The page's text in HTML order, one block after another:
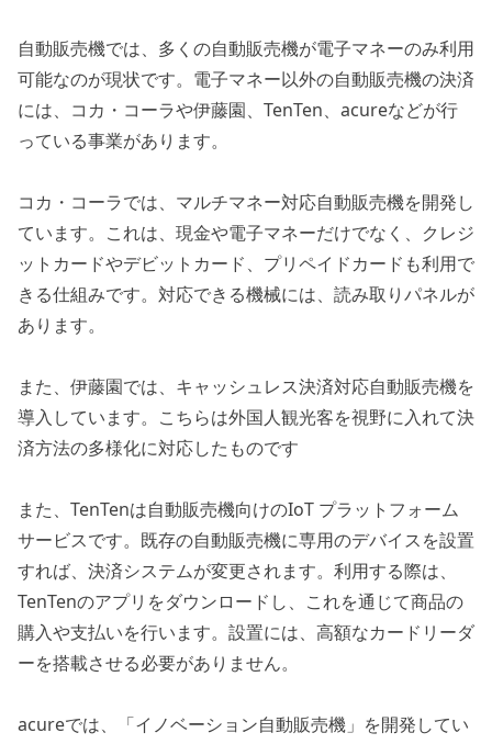
自動販売機では、多くの自動販売機が電子マネーのみ利用
可能なのが現状です。電子マネー以外の自動販売機の決済
には、コカ・コーラや伊藤園、TenTen、acureなどが行
っている事業があります。
コカ・コーラでは、マルチマネー対応自動販売機を開発し
ています。これは、現金や電子マネーだけでなく、クレジ
ットカードやデビットカード、プリペイドカードも利用で
きる仕組みです。対応できる機械には、読み取りパネルが
あります。
また、伊藤園では、キャッシュレス決済対応自動販売機を
導入しています。こちらは外国人観光客を視野に入れて決
済方法の多様化に対応したものです
また、TenTenは自動販売機向けのIoT プラットフォーム
サービスです。既存の自動販売機に専用のデバイスを設置
すれば、決済システムが変更されます。利用する際は、
TenTenのアプリをダウンロードし、これを通じて商品の
購入や支払いを行います。設置には、高額なカードリーダ
ーを搭載させる必要がありません。
acureでは、「イノベーション自動販売機」を開発してい